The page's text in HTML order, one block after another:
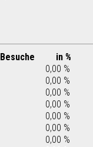
Besuche in %
0,00 %
0,00 %
0,00 %
0,00 %
0,00 %
0,00 %
0,00 %